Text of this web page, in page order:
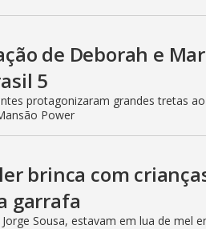
de Deborah e
5
protagonizaram grandes tretas
Power
brinca com
garrafa
Sousa, estavam em lua de mel